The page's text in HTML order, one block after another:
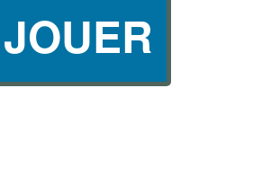
JOUER